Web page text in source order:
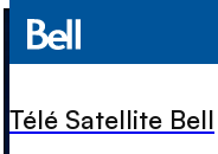
Télé Satellite Bell